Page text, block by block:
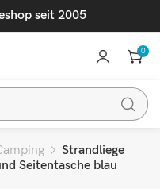
seit 2005
0
Strandliege
Seitentasche blau